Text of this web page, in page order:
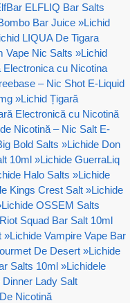
ELFLIQ Bar Salts
Bar Juice »Lichid
LIQUA De Tigara
Vape Nic Salts »Lichid
Electronica cu Nicotina
– Nic Shot E-Liquid
»Lichid Țigară
Electronică cu Nicotină
Nicotină – Nic Salt E-
Bold Salts »Lichide Don
10ml »Lichide GuerraLiq
Halo Salts »Lichide
Kings Crest Salt »Lichide
Lichide OSSEM Salts
Squad Bar Salt 10ml
»Lichide Vampire Vape Bar
De Desert »Lichide
Salts 10ml »Lichidele
Dinner Lady Salt
Nicotină